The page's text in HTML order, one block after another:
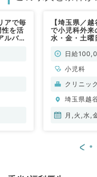
アで毎
を活
ルバイ
【埼玉県／
で小児科外
水・金・土曜
り駅から徒
日給
小児科
クリニッ
埼玉県越
月,火,水,
<